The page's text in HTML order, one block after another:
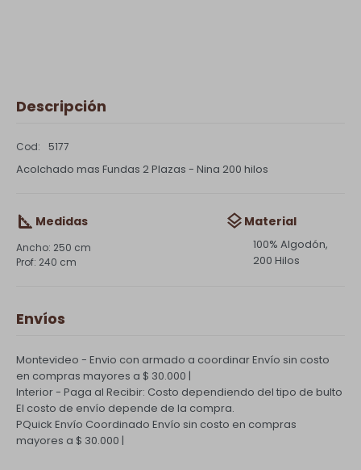
Descripción
5177
Acolchado mas Fundas 2 Plazas - Nina 200 hilos
Medidas
250 cm
240 cm
Material
100% Algodón,
200 Hilos
Envíos
Montevideo - Envio con armado a coordinarEnvío sin costo
en compras mayores a $ 30.000 |
Interior - Paga al Recibir: Costo dependiendo del tipo de bulto
El costo de envío depende de la compra.
PQuick Envío Coordinado Envío sin costo en compras
mayores a $ 30.000 |